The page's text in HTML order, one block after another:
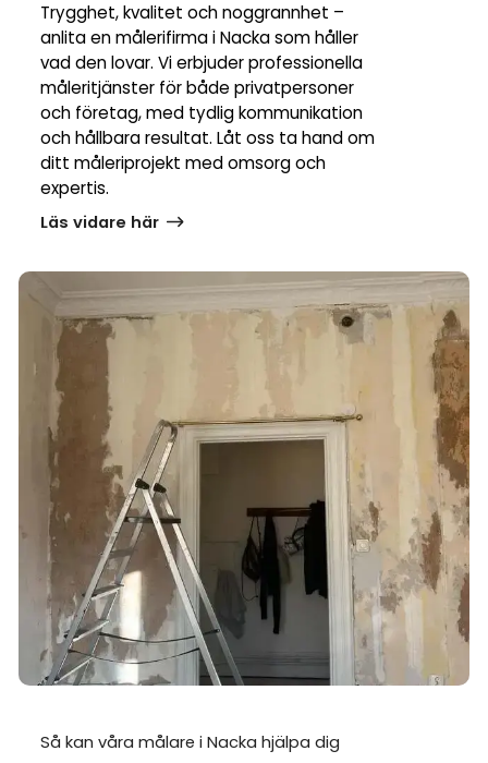
Trygghet, kvalitet och noggrannhet –
anlita en målerifirma i Nacka som håller
vad den lovar. Vi erbjuder professionella
måleritjänster för både privatpersoner
och företag, med tydlig kommunikation
och hållbara resultat. Låt oss ta hand om
ditt måleriprojekt med omsorg och
expertis.
Läs vidare här
Så kan våra målare i Nacka hjälpa dig